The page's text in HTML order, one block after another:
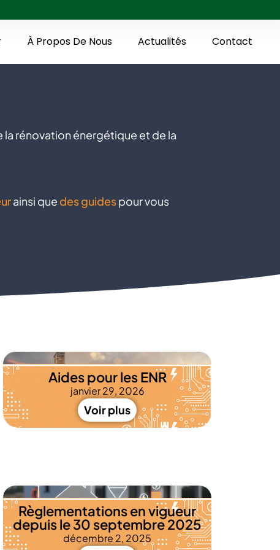
À Propos De Nous Actualités Contact
la rénovation énergétique et de la
ainsi que des guidespour vous
Aides pour les ENR
janvier 29, 2026
Voir plus
Règlementations en vigueur
depuis le 30 septembre 2025
décembre 2, 2025